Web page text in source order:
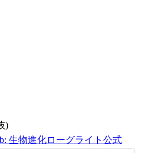
)
生物進化ローグライト公式